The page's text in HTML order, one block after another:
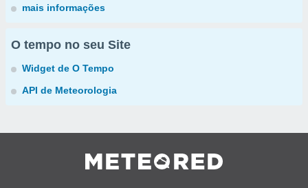
mais informações
O tempo no seu Site
Widget de O Tempo
API de Meteorologia